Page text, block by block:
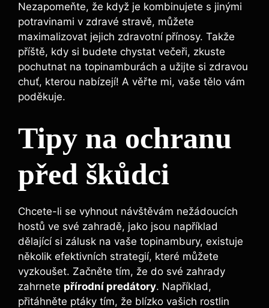
Nezapomeňte, že když je kombinujete s jinými
potravinami v zdravé stravě, můžete
maximalizovat jejich zdravotní přínosy. Takže
příště, kdy si budete chystat večeři, zkuste
pochutnat na topinamburách a užijte si zdravou
chuť, kterou nabízejí! A věřte mi, vaše tělo vám
poděkuje.
Tipy na ochranu
před škůdci
Chcete-li se vyhnout návštěvám nežádoucích
hostů ve své zahradě, jako jsou například
dělající si zálusk na vaše topinambury, existuje
několik efektivních strategií, které můžete
vyzkoušet. Začněte tím, že do své zahrady
zahrnete přírodní predátory. Například,
přitáhněte ptáky tím, že blízko vašich rostlin